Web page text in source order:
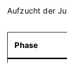
Aufzucht der
Phase